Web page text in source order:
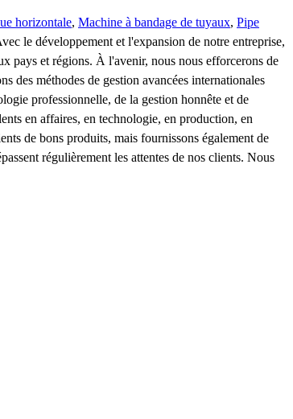
horizontale, Machine à bandage de tuyaux, Pipe
le développement et l'expansion de notre entreprise,
pays et régions. À l'avenir, nous nous efforcerons de
des méthodes de gestion avancées internationales
professionnelle, de la gestion honnête et de
en affaires, en technologie, en production, en
de bons produits, mais fournissons également de
régulièrement les attentes de nos clients. Nous